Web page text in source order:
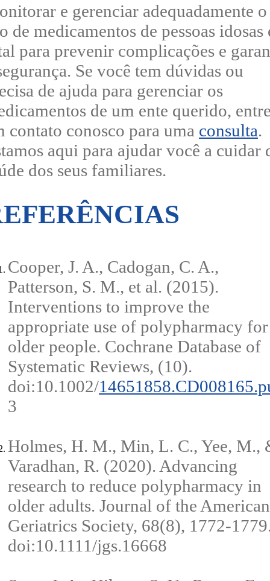
e gerenciar adequadamente o
de medicamentos de pessoas idosas
para prevenir complicações e
Se você tem dúvidas ou
de ajuda para gerenciar os
de um ente querido,
contato conosco para uma consulta.
aqui para ajudar você a cuidar
dos seus familiares.
Cooper, J. A., Cadogan, C. A.,
Patterson, S. M., et al. (2015).
Interventions to improve the
appropriate use of polypharmacy for
older people. Cochrane Database of
Systematic Reviews, (10).
doi:10.1002/
3
Holmes, H. M., Min, L. C., Yee, M.,
Varadhan, R. (2020). Advancing
research to reduce polypharmacy in
older adults. Journal of the American
Geriatrics Society, 68(8), 1772-
doi:10.1111/jgs.16668